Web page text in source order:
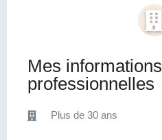
Mes informations
professionnelles
Plus de 30 ans